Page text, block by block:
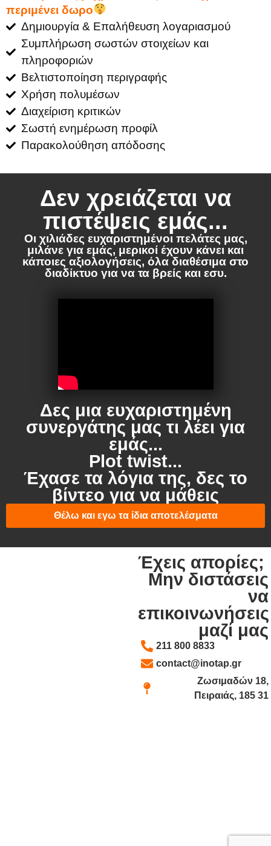
περιμένει δωρο
Δημιουργία & Επαλήθευση λογαριασμού
Συμπλήρωση σωστών στοιχείων και
πληροφοριών
Βελτιστοποίηση περιγραφής
Χρήση πολυμέσων
Διαχείριση κριτικών
Σωστή ενημέρωση προφίλ
Παρακολούθηση απόδοσης
Δεν χρειάζεται να
πιστέψεις εμάς...
Οι χιλιάδες ευχαριστημένοι πελάτες μας,
μιλάνε για εμάς, μερικοί έχουν κάνει και
κάποιες αξιολογήσεις, όλα διαθέσιμα στο
διαδίκτυο για να τα βρείς και εσυ.
Δες μια ευχαριστημένη
συνεργάτης μας τι λέει για
εμάς...
Plot twist...
Έχασε τα λόγια της, δες το
βίντεο για να μάθεις
Θέλω και εγω τα ίδια αποτελέσματα
Έχεις απορίες;
Μην διστάσεις
να
επικοινωνήσεις
μαζί μας
211 800 8833
contact@inotap.gr
Ζωσιμαδών 18,
Πειραιάς, 185 31